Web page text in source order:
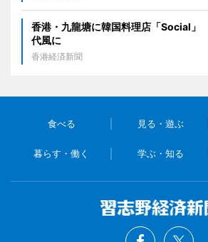
香港・九龍塘に韓国料理店「Social
代風に
香港経済新聞
食べる 見る・遊ぶ
暮らす・働く 学ぶ・知る